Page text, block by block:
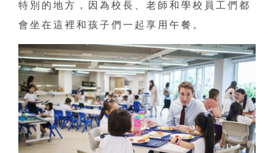
特別的地方，因為校長、老師和學校員工們都
會坐在這裡和孩子們一起享用午餐。